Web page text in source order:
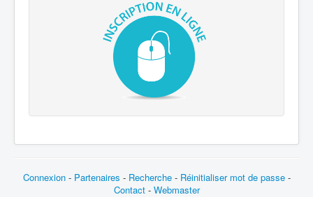
Connexion - Partenaires - Recherche- Réinitialiser mot de passe-
Contact- Webmaster